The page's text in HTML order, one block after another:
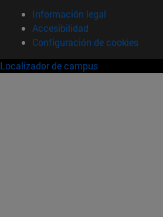
Información legal
Accesibilidad
Configuración de cookies
Localizador de campus